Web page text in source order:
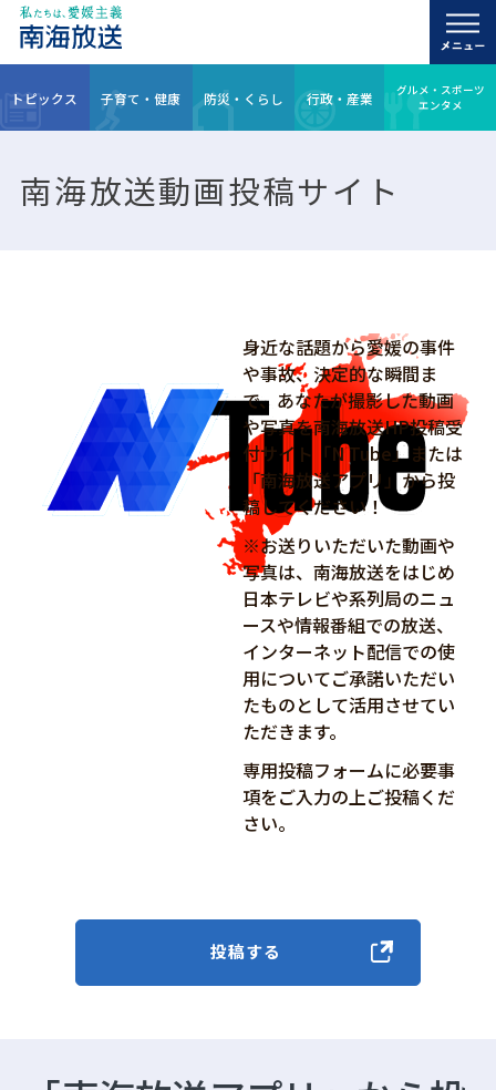
トピックス 子育て・健康 防災・くらし 行政・産業
グルメ・スポーツ
エンタメ
南海放送動画投稿サイト
身近な話題から愛媛の事件
や事故、決定的な瞬間ま
で、あなたが撮影した動画
や写真を南海放送HP投稿受
付サイト「N Tube」または
「南海放送アプリ」から投
稿してください！
※お送りいただいた動画や
写真は、南海放送をはじめ
日本テレビや系列局のニュ
ースや情報番組での放送、
インターネット配信での使
用についてご承諾いただい
たものとして活用させてい
ただきます。
専用投稿フォームに必要事
項をご入力の上ご投稿くだ
さい。
投稿する